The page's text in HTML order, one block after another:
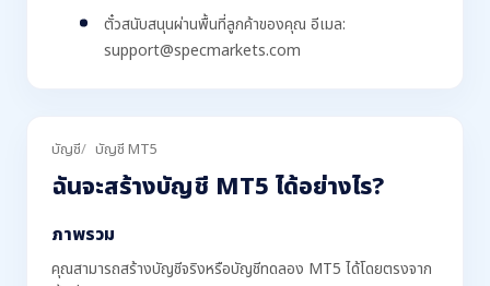
ตั๋วสนับสนุนผ่านพื้นที่ลูกค้าของคุณ อีเมล:
support@specmarkets.com
บัญชี บัญชี MT5
ฉันจะสร้างบัญชี MT5 ได้อย่างไร?
ภาพรวม
คุณสามารถสร้างบัญชีจริงหรือบัญชีทดลอง MT5 ได้โดยตรงจาก